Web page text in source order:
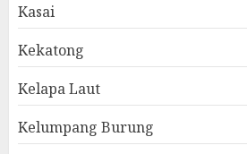
Kasai
Kekatong
Kelapa Laut
Kelumpang Burung